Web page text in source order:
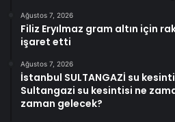
Ağustos 7, 2026
Filiz Eryılmaz gram altın için
işaret etti
Ağustos 7, 2026
İstanbul SULTANGAZİ su
Sultangazi su kesintisi ne
zaman gelecek?